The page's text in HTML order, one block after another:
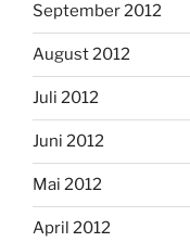
September 2012
August 2012
Juli 2012
Juni 2012
Mai 2012
April 2012